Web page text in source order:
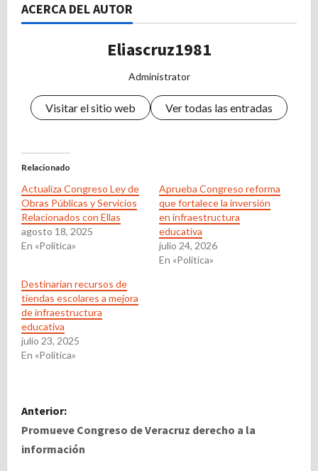
ACERCA DEL AUTOR
Eliascruz1981
Administrator
Visitar el sitio web Ver todas las entradas
Relacionado
Actualiza Congreso Ley de
Obras Públicas y Servicios
Relacionados con Ellas
agosto 18, 2025
En «Politica»
Aprueba Congreso reforma
que fortalece la inversión
en infraestructura
educativa
julio 24, 2026
En «Politica»
Destinarían recursos de
tiendas escolares a mejora
de infraestructura
educativa
julio 23, 2025
En «Politica»
N
a
Anterior:
Promueve Congreso de Veracruz derecho a la
información